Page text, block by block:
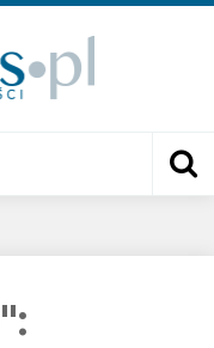
":